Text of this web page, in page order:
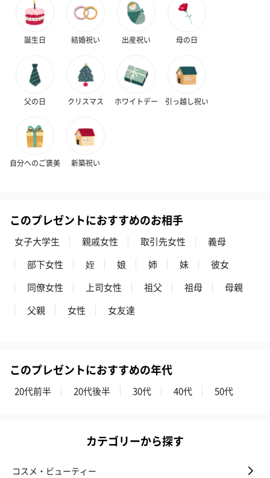
誕生日 結婚祝い 出産祝い 母の日
父の日 クリスマス ホワイトデー 引っ越し祝い
自分へのご褒美 新築祝い
このプレゼントにおすすめのお相手
女子大学生 親戚女性 取引先女性
義母
部下女性
姪 娘 姉 妹
彼女
同僚女性
上司女性 祖父 祖母
母親
父親
女性 女友達
このプレゼントにおすすめの年代
20代前半 20代後半 30代 40代 50代
カテゴリーから探す
コスメ・ビューティー